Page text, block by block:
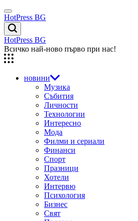
Skip
to
content
Menu
HotPress BG
Търсене
HotPress BG
Всичко най-ново първо при нас!
новини
Музика
Събития
Личности
Технологии
Интересно
Мода
Филми и сериали
Финанси
Спорт
Празници
Хотели
Интервю
Психология
Бизнес
Свят